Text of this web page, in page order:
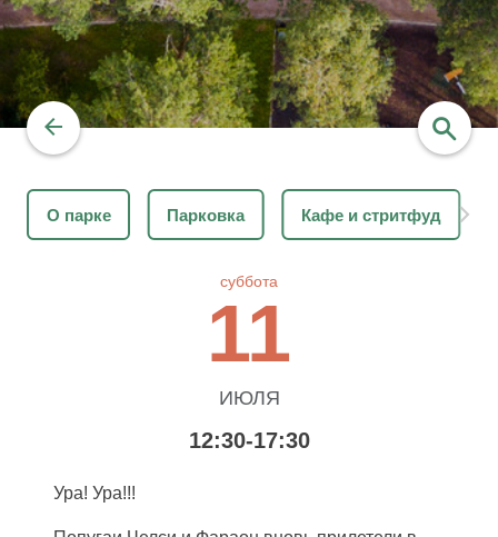
найти
О парке Парковка Кафе и стритфуд
суббота
11
ИЮЛЯ
12:30-17:30
Ура! Ура!!!